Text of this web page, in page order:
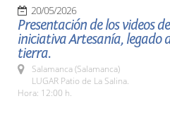
20/05/2026
Presentación de los videos
iniciativa Artesanía, legado
tierra.
Salamanca (Salamanca)
LUGAR Patio de La Salina.
Hora: 12:00 h.